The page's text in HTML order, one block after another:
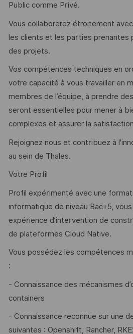
Public comme Privé.
Vous collaborerez étroitement
les clients et les parties prenantes
des projets.
Vos compétences techniques en
votre capacité à vous travailler en
membres de l’équipe, à prendre
seront essentielles pour mener à
complexes et assurer la
Rejoignez nous et contribuez à
au sein de Thales.
Votre Profil
Profil expérimenté avec une
informatique de niveau Bac+5,
expérience d’intervention de
de plateformes Cloud Native.
Vous possédez les compétences
:
- Connaissance des mécanismes
containers
- Connaissance reconnue sur une
suivantes : Openshift, Rancher,